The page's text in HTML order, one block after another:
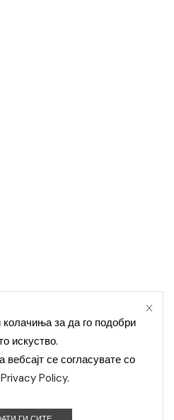
Сите права се задржани –
колачиња за да го подобри
искуство.
се согласувате со
Privacy Policy.